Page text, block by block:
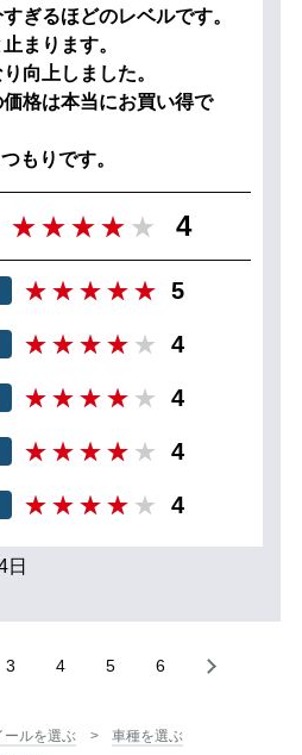
ぎるほどのレベルです。
まります。
向上しました。
格は本当にお買い得で
もりです。
4
5
4
4
4
4
日
3 4 5 6
ールを選ぶ
車種を選ぶ